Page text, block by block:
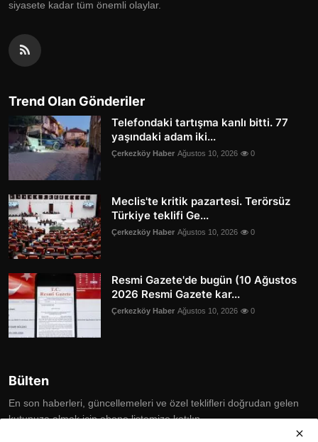
siyasete kadar tüm önemli olaylar.
Trend Olan Gönderiler
Telefondaki tartışma kanlı bitti. 77
yaşındaki adam iki...
Çerkezköy Haber Ağustos 10, 2026 0
Meclis'te kritik pazartesi. Terörsüz
Türkiye teklifi Ge...
Çerkezköy Haber Ağustos 10, 2026 0
Resmi Gazete'de bugün (10 Ağustos
2026 Resmi Gazete kar...
Çerkezköy Haber Ağustos 10, 2026 0
Bülten
En son haberleri, güncellemeleri ve özel teklifleri doğrudan gelen
kutunuza almak için abone listemize katılın